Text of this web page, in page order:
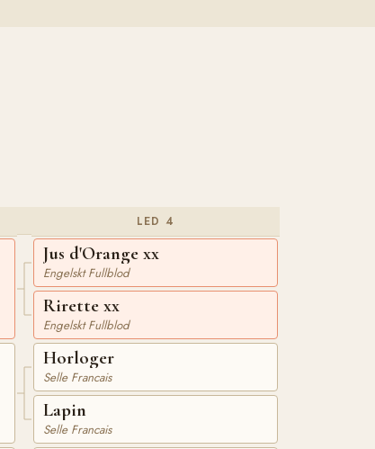
LED 4
Jus d'Orange xx
Engelskt Fullblod
Rirette xx
Engelskt Fullblod
Horloger
Selle Francais
Lapin
Selle Francais